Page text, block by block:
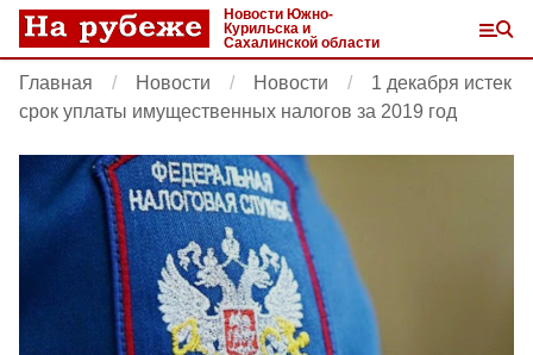
Новости Южно-
Курильска и
Сахалинской области
Главная Новости Новости
1 декабря истек
срок уплаты имущественных налогов за 2019 год